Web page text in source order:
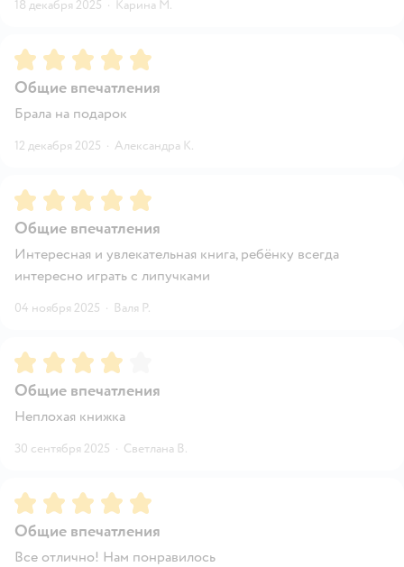
18 декабря 2025 · Карина М.
Рейтинг:5
Общие впечатления
Брала на подарок
12 декабря 2025 · Александра К.
Рейтинг:5
Общие впечатления
Интересная и увлекательная книга, ребёнку всегда
интересно играть с липучками
04 ноября 2025 · Валя Р.
Рейтинг:4
Общие впечатления
Неплохая книжка
30 сентября 2025 · Светлана В.
Рейтинг:5
Общие впечатления
Все отлично! Нам понравилось